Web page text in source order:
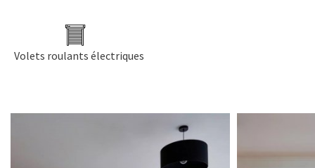
Volets roulants électriques